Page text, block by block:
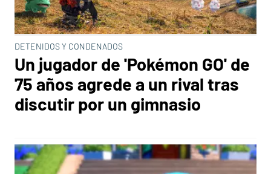
DETENIDOS Y CONDENADOS
Un jugador de 'Pokémon GO' de
75 años agrede a un rival tras
discutir por un gimnasio